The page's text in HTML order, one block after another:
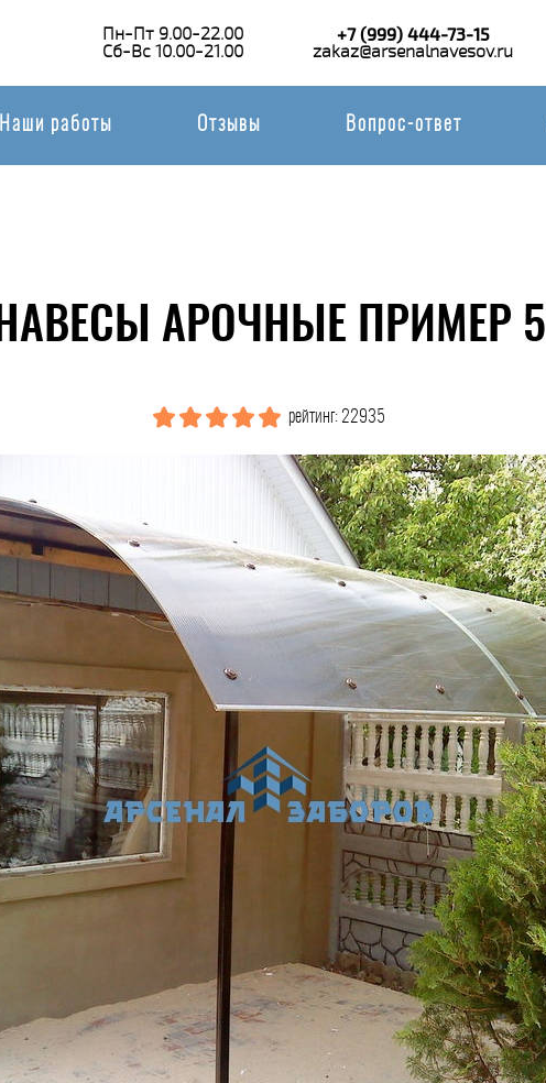
Пн-Пт 9.00-22.00
Сб-Вс 10.00-21.00
+7 (999) 444-73-15
zakaz@arsenalnavesov.ru
Наши работы Отзывы Вопрос-ответ
НАВЕСЫ АРОЧНЫЕ ПРИМЕР 5
рейтинг: 22935